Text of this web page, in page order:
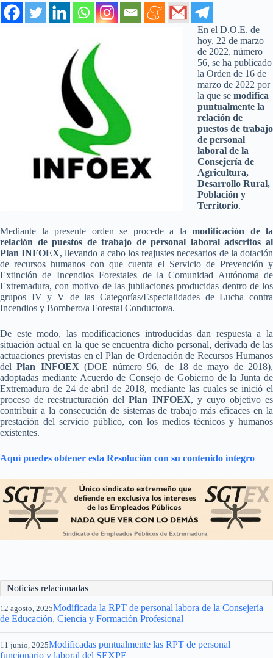
En el D.O.E. de
hoy, 22 de marzo
de 2022, número
56, se ha publicado
la Orden de 16 de
marzo de 2022 por
la que se modifica
puntualmente la
relación de
puestos de trabajo
de personal
laboral de la
Consejería de
Agricultura,
Desarrollo Rural,
Población y
Territorio.
Mediante la presente orden se procede a la modificación de la
relación de puestos de trabajo de personal laboral adscritos al
Plan INFOEX, llevando a cabo los reajustes necesarios de la dotación
de recursos humanos con que cuenta el Servicio de Prevención y
Extinción de Incendios Forestales de la Comunidad Autónoma de
Extremadura, con motivo de las jubilaciones producidas dentro de los
grupos IV y V de las Categorías/Especialidades de Lucha contra
Incendios y Bombero/a Forestal Conductor/a.
De este modo, las modificaciones introducidas dan respuesta a la
situación actual en la que se encuentra dicho personal, derivada de las
actuaciones previstas en el Plan de Ordenación de Recursos Humanos
delPlan INFOEX (DOE número 96, de 18 de mayo de 2018),
adoptadas mediante Acuerdo de Consejo de Gobierno de la Junta de
Extremadura de 24 de abril de 2018, mediante las cuales se inició el
proceso de reestructuración delPlan INFOEX, y cuyo objetivo es
contribuir a la consecución de sistemas de trabajo más eficaces en la
prestación del servicio público, con los medios técnicos y humanos
existentes.
Aquí puedes obtener esta Resolución con su contenido íntegro
Noticias relacionadas
12 agosto, 2025Modificada la RPT de personal labora de la Consejería
de Educación, Ciencia y Formación Profesional
11 junio, 2025Modificadas puntualmente las RPT de personal
funcionario y laboral del SEXPE